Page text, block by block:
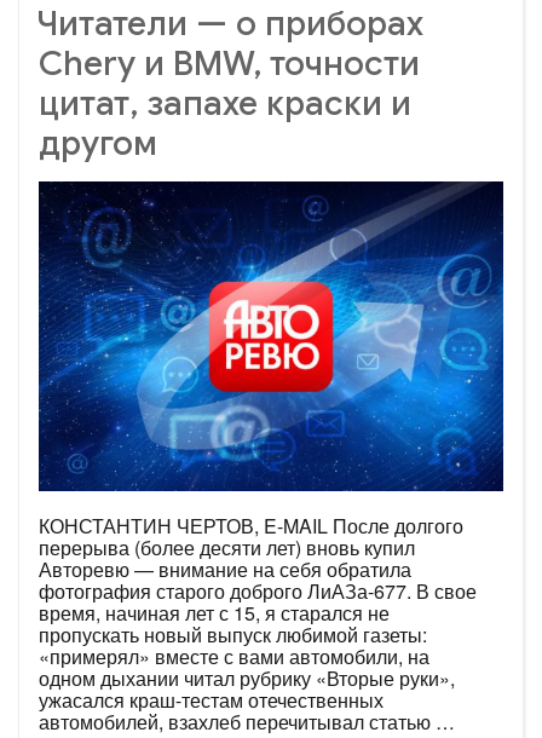
Читатели — о приборах
Chery и BMW, точности
цитат, запахе краски и
другом
КОНСТАНТИН ЧЕРТОВ, E-MAIL После долгого
перерыва (более десяти лет) вновь купил
Авторевю — внимание на себя обратила
фотография старого доброго ЛиАЗа-677. В свое
время, начиная лет с 15, я старался не
пропускать новый выпуск любимой газеты:
«примерял» вместе с вами автомобили, на
одном дыхании читал рубрику «Вторые руки»,
ужасался ­краш-тестам отечественных
автомобилей, взахлеб перечитывал статью …